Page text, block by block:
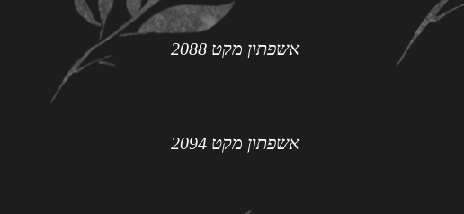
אשפתון מקט 2088
אשפתון מקט 2094